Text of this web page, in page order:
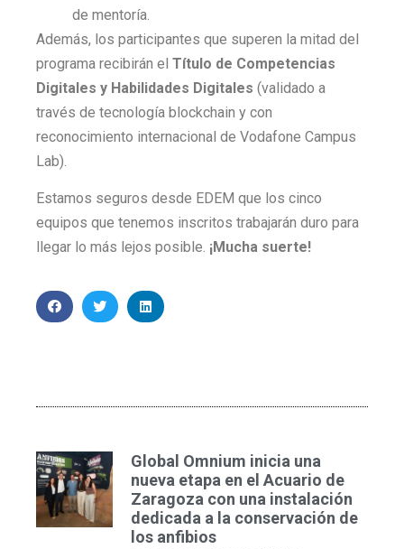
de mentoría.
Además, los participantes que superen la mitad del
programa recibirán el Título de Competencias
Digitales y Habilidades Digitales (validado a
través de tecnología blockchain y con
reconocimiento internacional de Vodafone Campus
Lab).
Estamos seguros desde EDEM que los cinco
equipos que tenemos inscritos trabajarán duro para
llegar lo más lejos posible. ¡Mucha suerte!
Global Omnium inicia una
nueva etapa en el Acuario de
Zaragoza con una instalación
dedicada a la conservación de
los anfibios